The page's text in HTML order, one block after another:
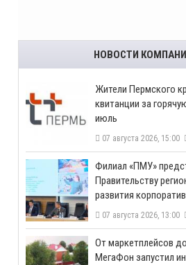
НОВОСТИ
​Жители Пермского
квитанции за
июль
07 августа 2026, 15:00
​Филиал «ПМУ»
Правительству
развития
07 августа 2026, 13:00
От маркетплейсов
МегаФон запустил